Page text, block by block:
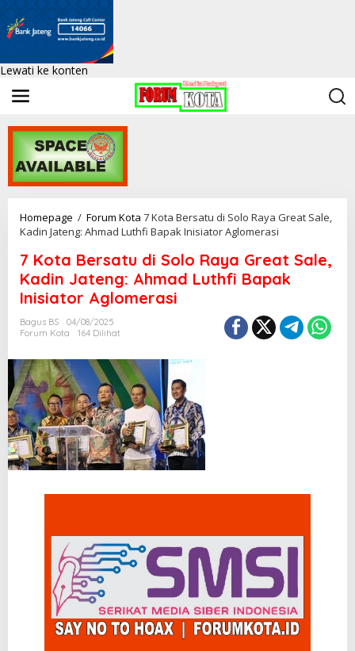
Lewati ke konten
Homepage / Forum Kota 7 Kota Bersatu di Solo Raya Great Sale,
Kadin Jateng: Ahmad Luthfi Bapak Inisiator Aglomerasi
7 Kota Bersatu di Solo Raya Great Sale,
Kadin Jateng: Ahmad Luthfi Bapak
Inisiator Aglomerasi
Bagus BS
04/08/2025
Forum Kota
164 Dilihat